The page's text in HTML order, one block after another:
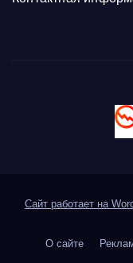
Сайт работает на
О сайте